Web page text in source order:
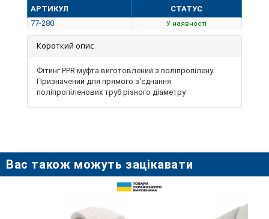
АРТИКУЛ
СТАТУС
77-280
У наявності
Короткий опис
Фітинг PPR муфта виготовлений з поліпропілену.
Призначений для прямого з'єднання
поліпропіленових труб різного діаметру
Вас також можуть зацікавати